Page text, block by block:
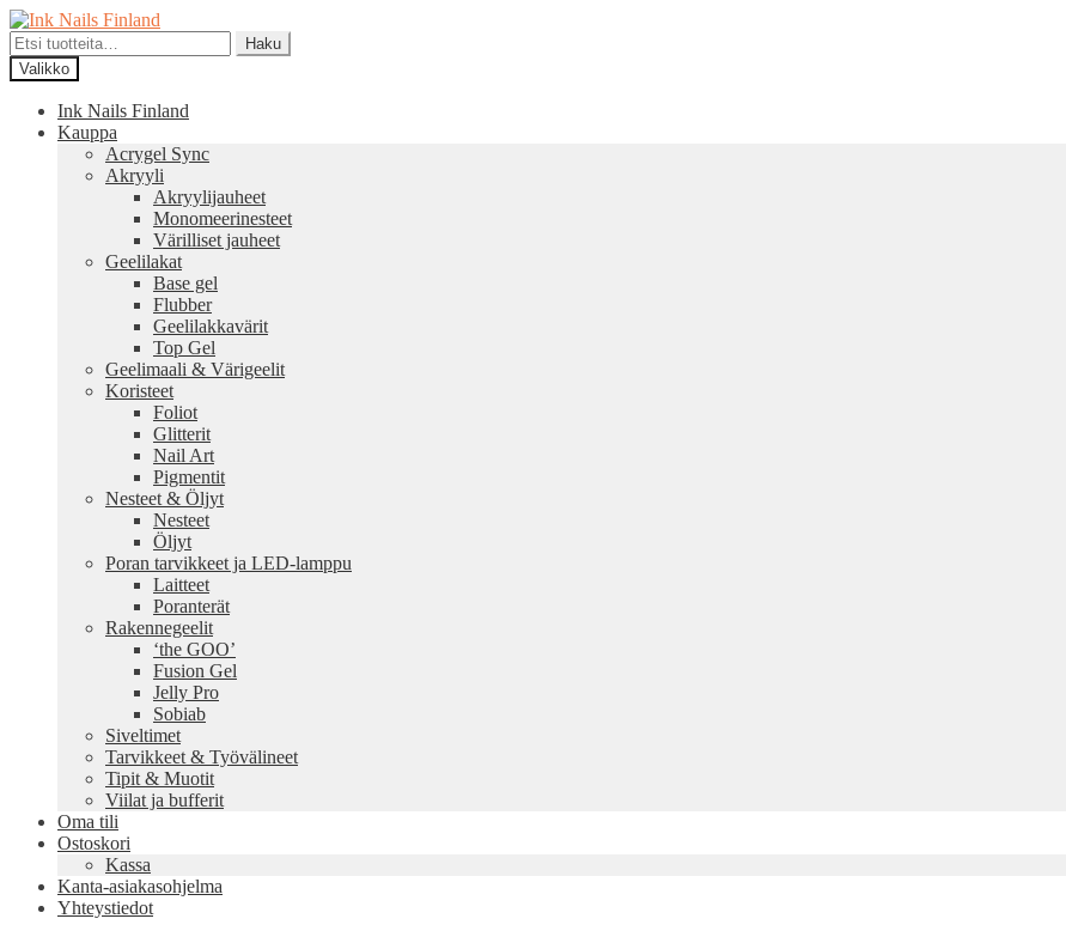
Siirry
navigointiin
Siirry
sisältöön
Etsi:
Haku
Valikko
Ink Nails Finland
Kauppa
Acrygel Sync
Akryyli
Akryylijauheet
Monomeerinesteet
Värilliset jauheet
Geelilakat
Base gel
Flubber
Geelilakkavärit
Top Gel
Geelimaali & Värigeelit
Koristeet
Foliot
Glitterit
Nail Art
Pigmentit
Nesteet & Öljyt
Nesteet
Öljyt
Poran tarvikkeet ja LED-lamppu
Laitteet
Poranterät
Rakennegeelit
‘the GOO’
Fusion Gel
Jelly Pro
Sobiab
Siveltimet
Tarvikkeet & Työvälineet
Tipit & Muotit
Viilat ja bufferit
Oma tili
Ostoskori
Kassa
Kanta-asiakasohjelma
Yhteystiedot